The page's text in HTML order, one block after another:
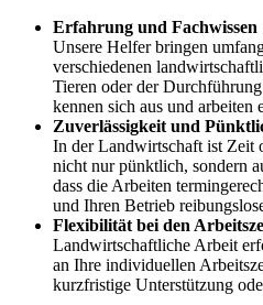
Erfahrung und Fachwissen
Unsere Helfer bringen
verschiedenen
Tieren oder der
kennen sich aus und arbeiten
Zuverlässigkeit und
In der Landwirtschaft ist Zeit
nicht nur pünktlich, sondern
dass die Arbeiten
und Ihren Betrieb
Flexibilität bei den
Landwirtschaftliche Arbeit
an Ihre individuellen
kurzfristige Unterstützung